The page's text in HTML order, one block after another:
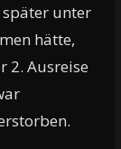
unter
hätte,
2. Ausreise